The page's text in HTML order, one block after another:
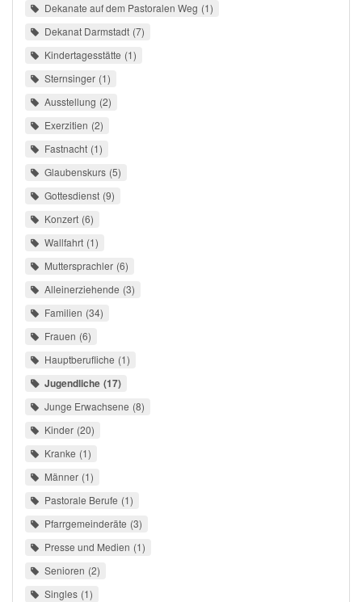
Dekanate auf dem Pastoralen Weg 1
Dekanat Darmstadt 7
Kindertagesstätte 1
Sternsinger 1
Ausstellung 2
Exerzitien 2
Fastnacht 1
Glaubenskurs 5
Gottesdienst 9
Konzert 6
Wallfahrt 1
Muttersprachler 6
Alleinerziehende 3
Familien 34
Frauen 6
Hauptberufliche 1
Jugendliche 17
Junge Erwachsene 8
Kinder 20
Kranke 1
Männer 1
Pastorale Berufe 1
Pfarrgemeinderäte 3
Presse und Medien 1
Senioren 2
Singles 1